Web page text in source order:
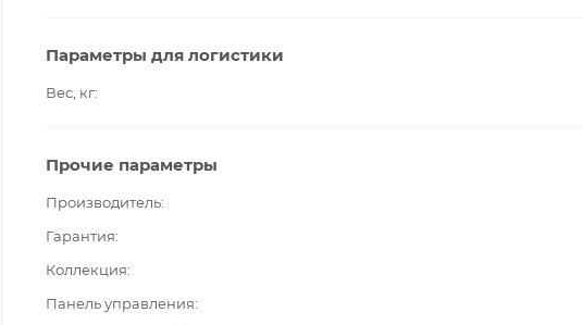
Параметры для логистики
Вес, кг
Прочие параметры
Производитель
Гарантия
Коллекция
Панель управления